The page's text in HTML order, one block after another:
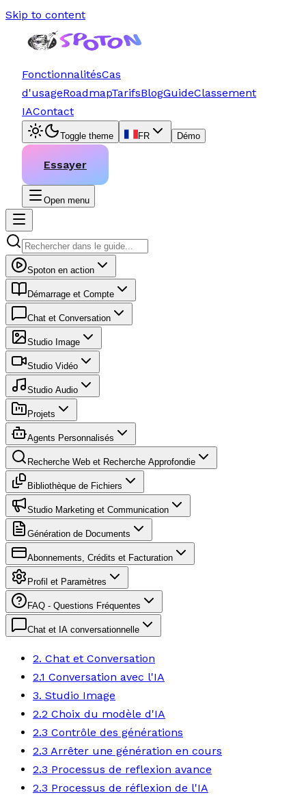
Skip to content
FonctionnalitésCas
d'usageRoadmapTarifsBlogGuideClassement
IAContact
Toggle theme FR Démo
Essayer
Open menu
Spoton en action
Démarrage et Compte
Chat et Conversation
Studio Image
Studio Vidéo
Studio Audio
Projets
Agents Personnalisés
Recherche Web et Recherche Approfondie
Bibliothèque de Fichiers
Studio Marketing et Communication
Génération de Documents
Abonnements, Crédits et Facturation
Profil et Paramètres
FAQ - Questions Fréquentes
Chat et IA conversationnelle
2. Chat et Conversation
2.1 Conversation avec l'IA
3. Studio Image
2.2 Choix du modèle d'IA
2.3 Contrôle des générations
2.3 Arrêter une génération en cours
2.3 Processus de reflexion avance
2.3 Processus de réflexion de l'IA